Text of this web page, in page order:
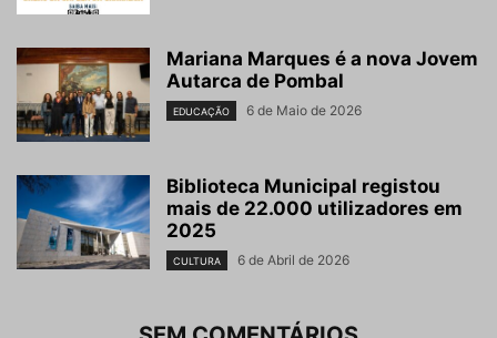
Mariana Marques é a nova Jovem
Autarca de Pombal
EDUCAÇÃO 6 de Maio de 2026
Biblioteca Municipal registou
mais de 22.000 utilizadores em
2025
CULTURA 6 de Abril de 2026